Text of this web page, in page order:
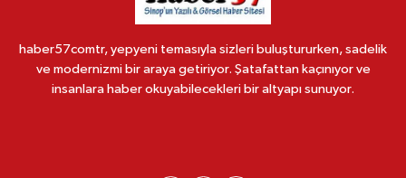
haber57comtr, yepyeni temasıyla sizleri buluştururken, sadelik
ve modernizmi bir araya getiriyor. Şatafattan kaçınıyor ve
insanlara haber okuyabilecekleri bir altyapı sunuyor.